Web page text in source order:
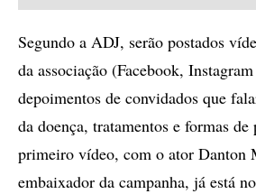
Segundo a ADJ, serão postados
da associação (Facebook,
depoimentos de convidados que
da doença, tratamentos e formas de
primeiro vídeo, com o ator Danton
embaixador da campanha, já está